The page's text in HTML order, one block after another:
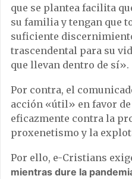
que se plantea facilita
su familia y tengan que
suficiente
trascendental para su
que llevan dentro de sí».
Por contra, el
acción «útil» en favor
eficazmente contra la
proxenetismo y la
Por ello, e-Cristians
mientras dure la